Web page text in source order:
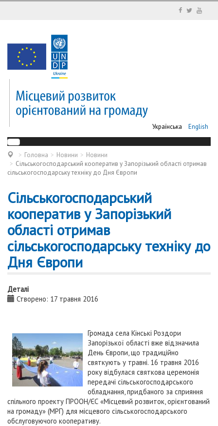
Українська English
Головна Новини
Новини
Сільськогосподарський кооператив у Запорізький області отримав
сільськогосподарську техніку до Дня Європи
Сільськогосподарський
кооператив у Запорізький
області отримав
сільськогосподарську техніку до
Дня Європи
Деталі
Створено: 17 травня 2016
Громада села Кінські Роздори
Запорізької області вже відзначила
День Європи, що традиційно
святкують у травні. 16 травня 2016
року відбулася святкова церемонія
передачі сільськогосподарського
обладнання, придбаного за сприяння
спільного проекту ПРООН/ЄС «Місцевий розвиток, орієнтований
на громаду» (МРГ) для місцевого сільськогосподарського
обслуговуючого кооперативу.